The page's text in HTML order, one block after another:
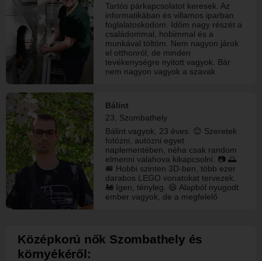
Tartós párkapcsolatot keresek. Az
informatikában és villamos iparban
foglalatoskodom. Időm nagy részét a
családommal, hobimmal és a
munkával töltöm. Nem nagyon járok
el otthonról, de minden
tevékenységre nyitott vagyok. Bár
nem nagyon vagyok a szavak
Bálint
23, Szombathely
Bálint vagyok, 23 éves. 😊 Szeretek
fotózni, autózni egyet
naplementében, néha csak random
elmenni valahova kikapcsolni. 📷 🌅
🚐 Hobbi szinten 3D-ben, több ezer
darabos LEGO vonatokat tervezek.
🚂 Igen, tényleg. 😄 Alapból nyugodt
ember vagyok, de a megfelelő
szereted, mint a felesleges drámát,
akkor szerintem jól kijönnénk. 🙂
Középkorú nők Szombathely és
környékéről: